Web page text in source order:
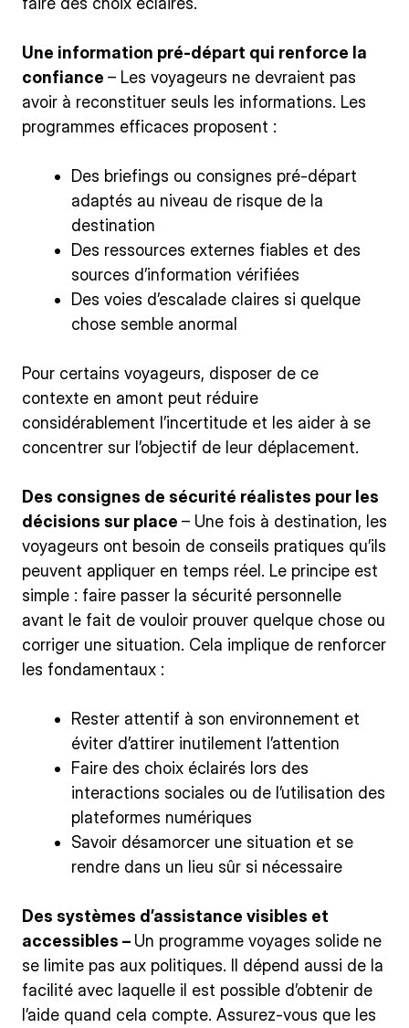
Une information pré-départ qui renforce la
confiance – Les voyageurs ne devraient pas
avoir à reconstituer seuls les informations. Les
programmes efficaces proposent :
Des briefings ou consignes pré-départ
adaptés au niveau de risque de la
destination
Des ressources externes fiables et des
sources d’information vérifiées
Des voies d’escalade claires si quelque
chose semble anormal
Pour certains voyageurs, disposer de ce
contexte en amont peut réduire
considérablement l’incertitude et les aider à se
concentrer sur l’objectif de leur déplacement.
Des consignes de sécurité réalistes pour les
décisions sur place – Une fois à destination, les
voyageurs ont besoin de conseils pratiques qu’ils
peuvent appliquer en temps réel. Le principe est
simple : faire passer la sécurité personnelle
avant le fait de vouloir prouver quelque chose ou
corriger une situation. Cela implique de renforcer
les fondamentaux :
Rester attentif à son environnement et
éviter d’attirer inutilement l’attention
Faire des choix éclairés lors des
interactions sociales ou de l’utilisation des
plateformes numériques
Savoir désamorcer une situation et se
rendre dans un lieu sûr si nécessaire
Des systèmes d’assistance visibles et
accessibles – Un programme voyages solide ne
se limite pas aux politiques. Il dépend aussi de la
facilité avec laquelle il est possible d’obtenir de
l’aide quand cela compte. Assurez-vous que les